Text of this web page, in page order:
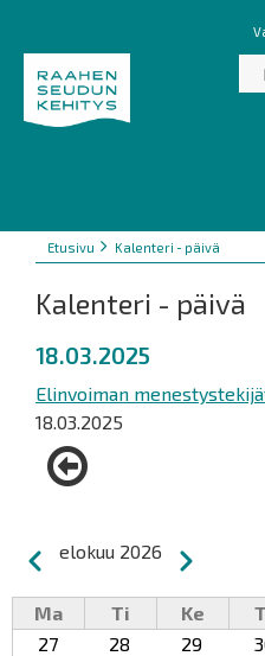
Murupolku
You
here:
Etusivu Kalenteri - päivä
Kalenteri - päivä
18.03.2025
Elinvoiman
18.03.2025
Sivutus
Edellinen
elokuu 2026 Seuraava
Ma Ti Ke
27
28 29